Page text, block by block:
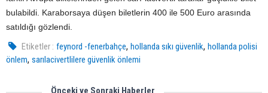
bulabildi. Karaborsaya düşen biletlerin 400 ile 500 Euro arasında
satıldığı gözlendi.
Etiketler : feynord -fenerbahçe,hollanda sıkı güvenlik,hollanda polisi
önlem, sarılacivertlilere güvenlik önlemi
Önceki ve Sonraki Haberler